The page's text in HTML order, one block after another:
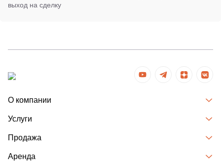
выход на сделку
О компании
Услуги
Продажа
Аренда